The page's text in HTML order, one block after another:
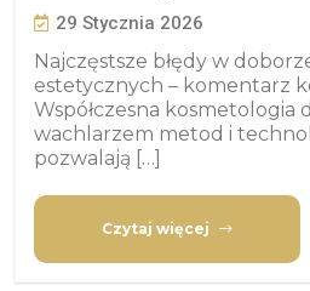
29 Stycznia 2026
Najczęstsze błędy w
estetycznych – komentarz
Współczesna kosmetologia
wachlarzem metod i
pozwalają […]
Czytaj więcej